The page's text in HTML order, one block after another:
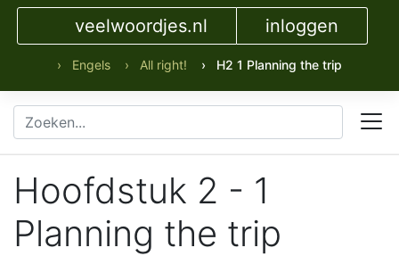
veelwoordjes.nl inloggen
› Engels › All right! › H2 1 Planning the trip
Hoofdstuk 2 - 1
Planning the trip